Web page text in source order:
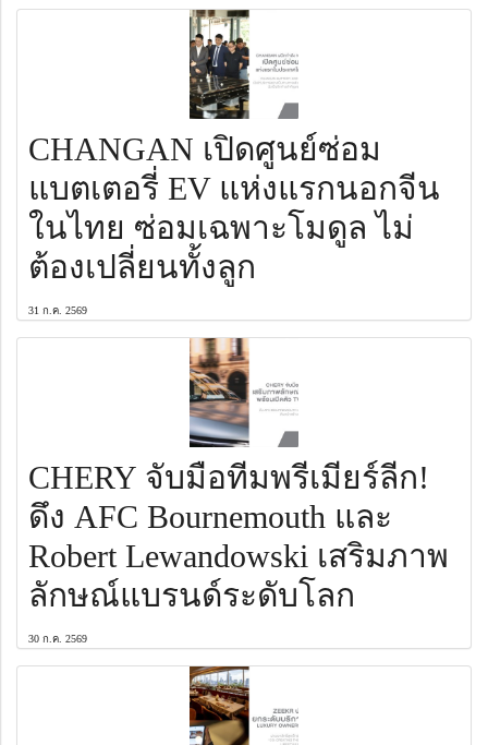
CHANGAN เปิดศูนย์ซ่อม
แบตเตอรี่ EV แห่งแรกนอกจีน
ในไทย ซ่อมเฉพาะโมดูล ไม่
ต้องเปลี่ยนทั้งลูก
31 ก.ค. 2569
CHERY จับมือทีมพรีเมียร์ลีก!
ดึง AFC Bournemouth และ
Robert Lewandowski เสริมภาพ
ลักษณ์แบรนด์ระดับโลก
30 ก.ค. 2569